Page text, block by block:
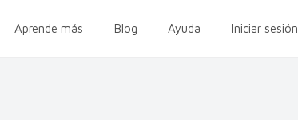
Aprende más Blog Ayuda Iniciar sesión